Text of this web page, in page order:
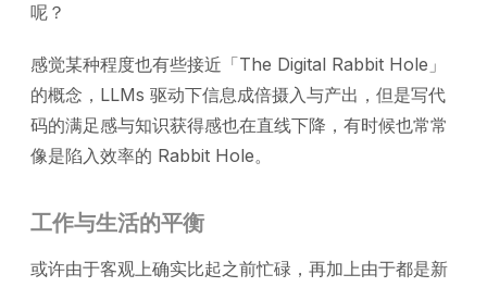
呢？
感觉某种程度也有些接近「The Digital Rabbit Hole」
的概念，LLMs 驱动下信息成倍摄入与产出，但是写代
码的满足感与知识获得感也在直线下降，有时候也常常
像是陷入效率的 Rabbit Hole。
工作与生活的平衡
或许由于客观上确实比起之前忙碌，再加上由于都是新